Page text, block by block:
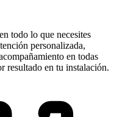
todo lo que necesites
personalizada,
en todas
resultado en tu instalación.